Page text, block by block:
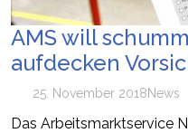
AMS will
aufdecken
25. November 2018News
Das Arbeitsmarktservice